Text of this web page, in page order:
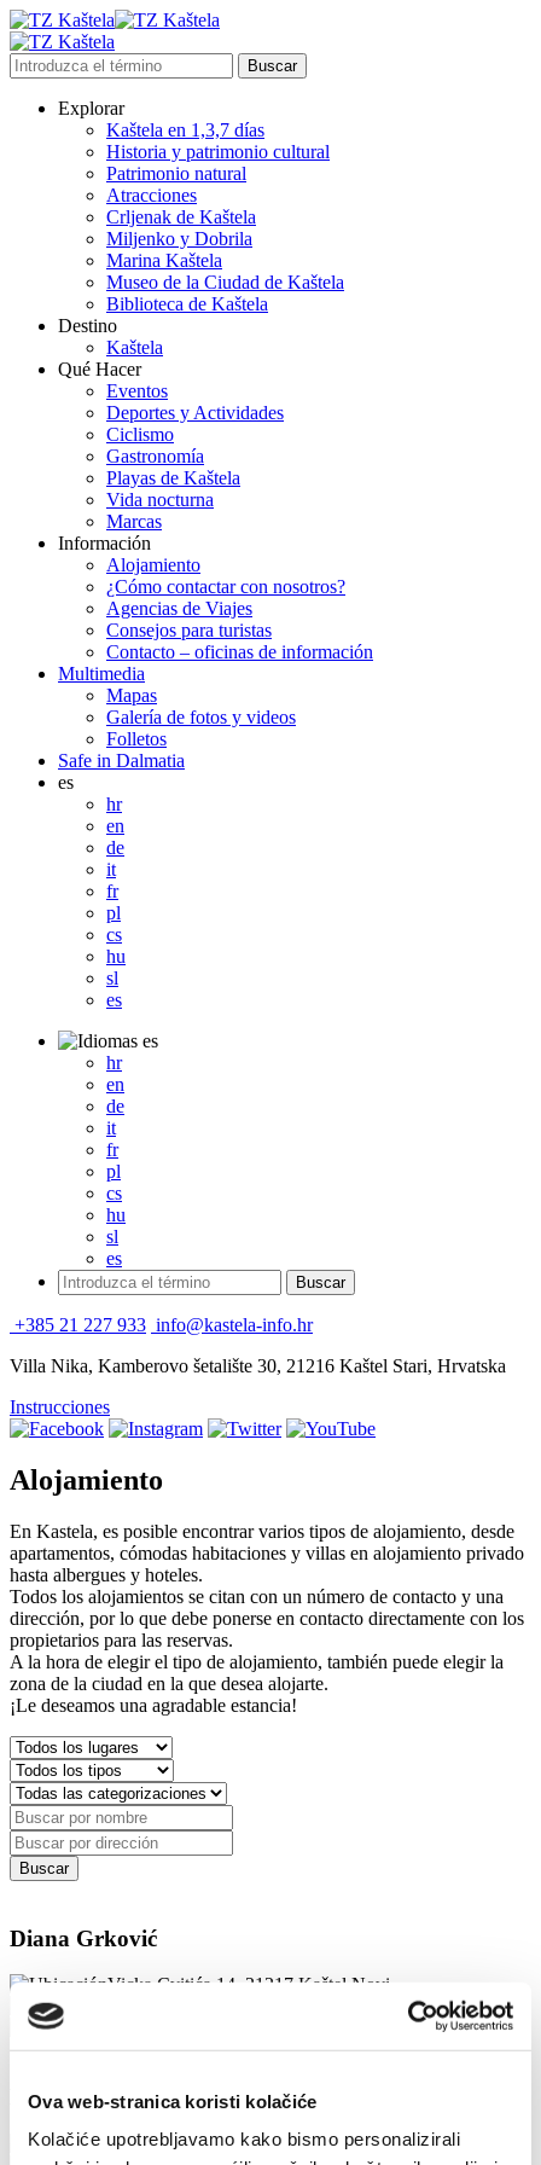
Ova web-stranica koristi kolačiće
Kolačiće upotrebljavamo kako bismo personalizirali
Explorar
Kaštela en 1,3,7 días
Historia y patrimonio cultural
Patrimonio natural
Atracciones
Crljenak de Kaštela
Miljenko y Dobrila
Marina Kaštela
Museo de la Ciudad de Kaštela
Biblioteca de Kaštela
Destino
Kaštela
Qué Hacer
Eventos
Deportes y Actividades
Ciclismo
Gastronomía
Playas de Kaštela
Vida nocturna
Marcas
Información
Alojamiento
¿Cómo contactar con nosotros?
Agencias de Viajes
Consejos para turistas
Contacto – oficinas de información
Multimedia
Mapas
Galería de fotos y videos
Folletos
Safe in Dalmatia
es
hr
en
de
it
fr
pl
cs
hu
sl
es
es
hr
en
de
it
fr
pl
cs
hu
sl
es
+385 21 227 933 info@kastela-info.hr
Villa Nika, Kamberovo šetalište 30, 21216 Kaštel Stari, Hrvatska
Instrucciones
Alojamiento
En Kastela, es posible encontrar varios tipos de alojamiento, desde
apartamentos, cómodas habitaciones y villas en alojamiento privado
hasta albergues y hoteles.
Todos los alojamientos se citan con un número de contacto y una
dirección, por lo que debe ponerse en contacto directamente con los
propietarios para las reservas.
A la hora de elegir el tipo de alojamiento, también puede elegir la
zona de la ciudad en la que desea alojarte.
¡Le deseamos una agradable estancia!
Diana Grković
Vicka Cvitića 14, 21217 Kaštel Novi
Diana Šantić
Don Frane Franića 84, 21214 Kaštel Kambelovac